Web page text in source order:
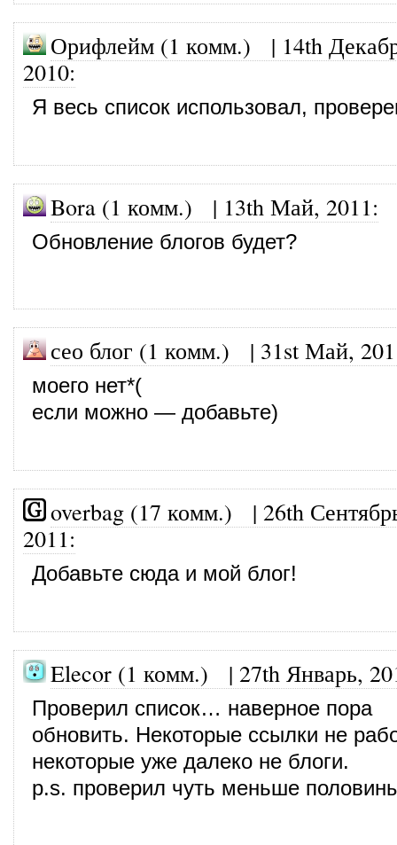
Орифлейм (1 комм.) | 14th
2010:
Я весь список использовал,
Bora (1 комм.) | 13th Май, 2011:
Обновление блогов будет?
сео блог (1 комм.) | 31st Май,
моего нет*(
если можно — добавьте)
overbag (17 комм.) | 26th
2011:
Добавьте сюда и мой блог!
Elecor (1 комм.) | 27th Январь,
Проверил список… наверное пора
обновить. Некоторые ссылки не
некоторые уже далеко не блоги.
p.s. проверил чуть меньше